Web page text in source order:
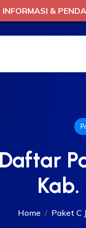
Home Paket C
INFORMASI &